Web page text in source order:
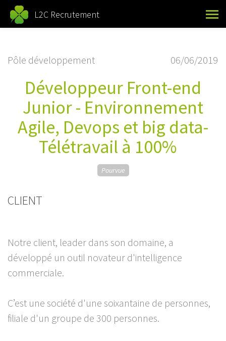
L2C Recrutement
Pôle développement 06/06/2019
Développeur Front-end
Junior - Environnement
Agile, Devops et big data-
Télétravail à 100%
Pourvue
CLIENT
Notre client, leader dans son domaine, a
développé un outil novateur d'intelligence
commerciale.
C’est une société d'une soixantaine de personnes,
filiale d'un groupe de 300 personnes.